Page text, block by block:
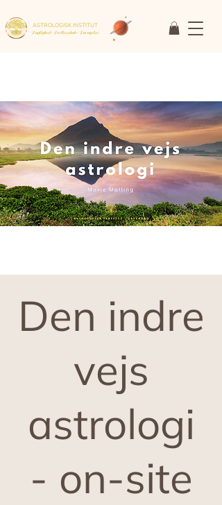
ASTROLOGISK INSTITUT
Faglighed • Fællesskab• Fornyelse
Den indre
vejs
astrologi
- on-site